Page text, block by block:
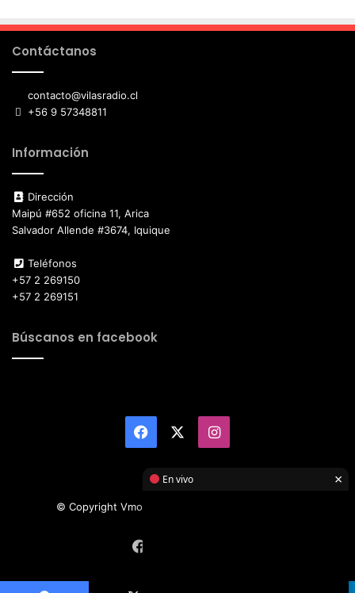
Contáctanos
contacto@vilasradio.cl
+56 9 57348811
Información
Dirección
Maipú #652 oficina 11, Arica
Salvador Allende #3674, Iquique
Teléfonos
+57 2 269150
+57 2 269151
Búscanos en facebook
Facebook Instagram
© Copyright Vmotor TI 2026, All Rights Reserved
En vivo ×